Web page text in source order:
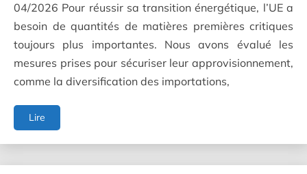
04/2026 Pour réussir sa transition énergétique, l’UE a
besoin de quantités de matières premières critiques
toujours plus importantes. Nous avons évalué les
mesures prises pour sécuriser leur approvisionnement,
comme la diversification des importations,
Lire
premières
critiques